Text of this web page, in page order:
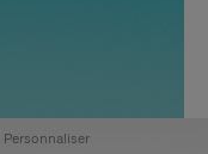
Personnaliser